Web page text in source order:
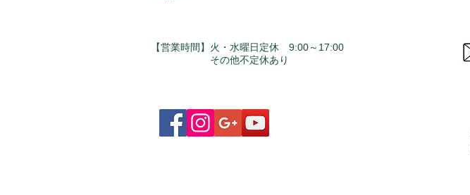
【営業時間】火・水曜日定休 9:00～17:00
​ その他不定休あり